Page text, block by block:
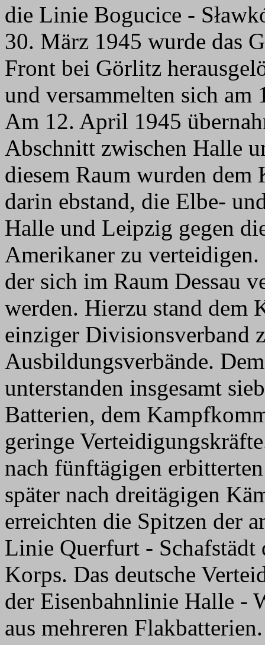
die Linie Bogucice -
30. März 1945 wurde das
Front bei Görlitz
und versammelten sich
Am 12. April 1945
Abschnitt zwischen Halle
diesem Raum wurden dem
darin ebstand, die Elbe-
Halle und Leipzig gegen
Amerikaner zu
der sich im Raum Dessau
werden. Hierzu stand dem
einziger Divisionsverband
Ausbildungsverbände.
unterstanden insgesamt
Batterien, dem
geringe
nach fünftägigen
später nach dreitägigen
erreichten die Spitzen der
Linie Querfurt - Schafstädt
Korps. Das deutsche
der Eisenbahnlinie Halle -
aus mehreren